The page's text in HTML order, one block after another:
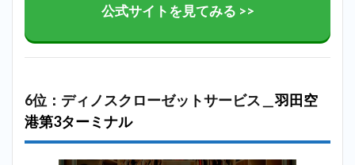
公式サイトを見てみる >>
6位：ディノスクローゼットサービス＿ 羽田空
港第3ターミナル